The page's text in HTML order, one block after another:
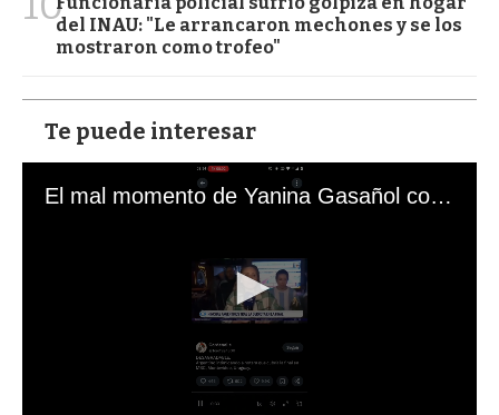
del INAU: "Le arrancaron mechones y se los
mostraron como trofeo"
Te puede interesar
El mal momento de Yanina Gasañol con un hincha argentino en "Subrayado"